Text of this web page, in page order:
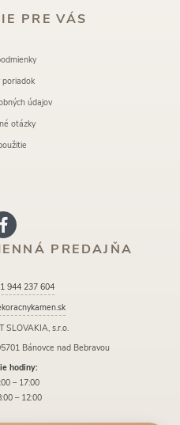
PRE VÁS
poriadok
údajov
otázky
PREDAJŇA
944 237 604
SLOVAKIA, s.r.o.
Bánovce nad Bebravou
hodiny:
– 17:00
– 12:00